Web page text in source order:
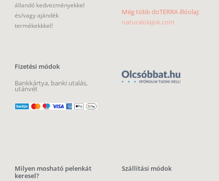
állandó kedvezményekkel
és/vagy ajándék
termékekkkel!
Fizetési módok
Bankkártya, banki utalás,
utánvét
Még több doTERRA illóolaj:
naturalolajok.com
Milyen mosható pelenkát
keresel?
Szállítási módok